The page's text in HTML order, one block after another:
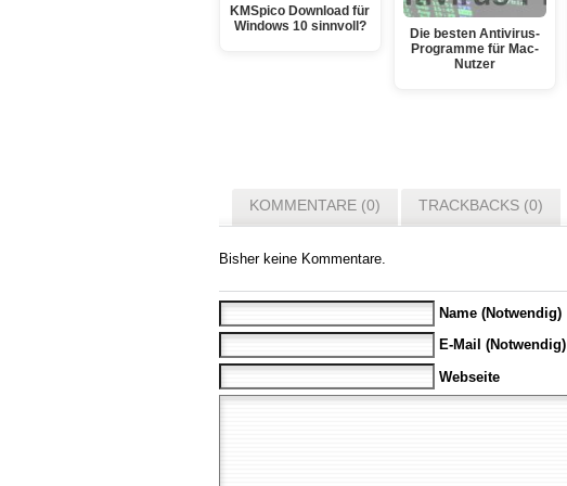
KMSpico Download für
Windows 10 sinnvoll?
Die besten Antivirus-
Programme für Mac-
Nutzer
KOMMENTARE (0) TRACKBACKS (0)
Bisher keine Kommentare.
Name (Notwendig)
E-Mail (Notwendig)
Webseite